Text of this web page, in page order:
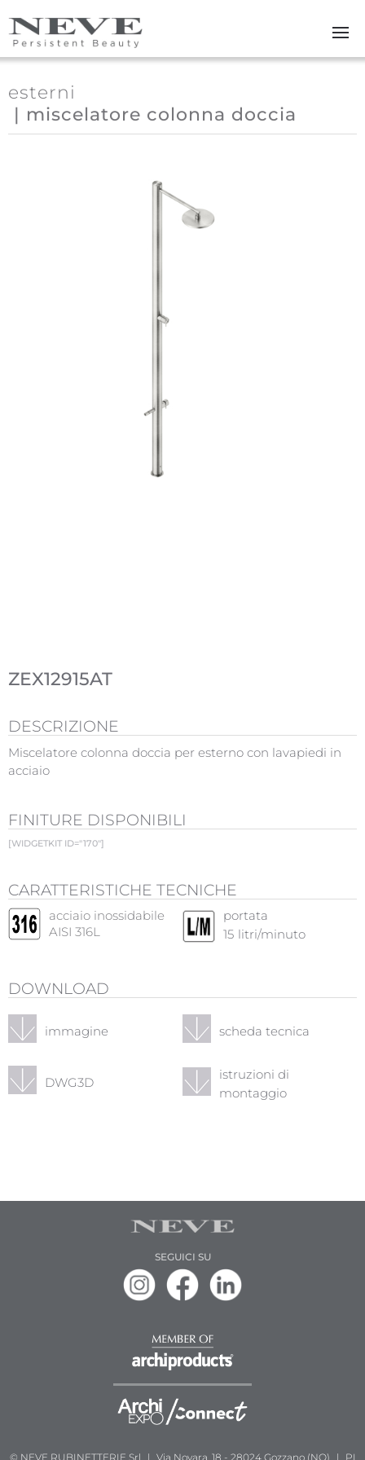
Skip to main content
esterni
| miscelatore colonna doccia
ZEX12915AT
DESCRIZIONE
Miscelatore colonna doccia per esterno con lavapiedi in
acciaio
FINITURE DISPONIBILI
[WIDGETKIT ID="170"]
CARATTERISTICHE TECNICHE
acciaio inossidabile
AISI 316L
portata
15 litri/minuto
DOWNLOAD
immagine scheda tecnica
DWG3D
istruzioni di
montaggio
SEGUICI SU
© NEVE RUBINETTERIE Srl | Via Novara, 18 - 28024 Gozzano (NO) | PI